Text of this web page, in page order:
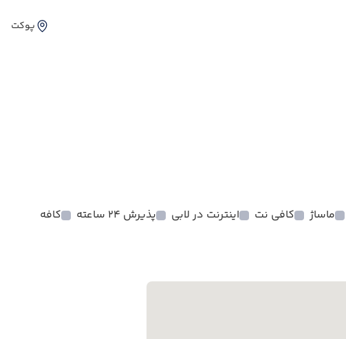
پوکت
ماساژ کافی نت اینترنت در لابی پذیرش 24 ساعته
کافه